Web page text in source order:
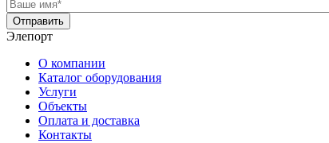
Отправить
Элепорт
О компании
Каталог оборудования
Услуги
Объекты
Оплата и доставка
Контакты